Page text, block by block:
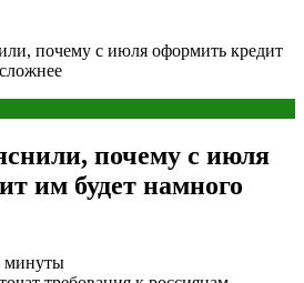
почему с июля оформить кредит
почему с июля
им будет намного
минуты